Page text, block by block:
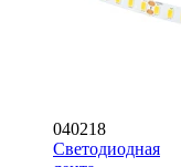
040218
Светодиодная